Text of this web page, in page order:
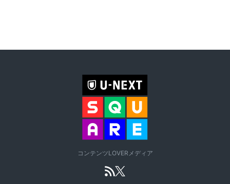
コンテンツLOVERメディア